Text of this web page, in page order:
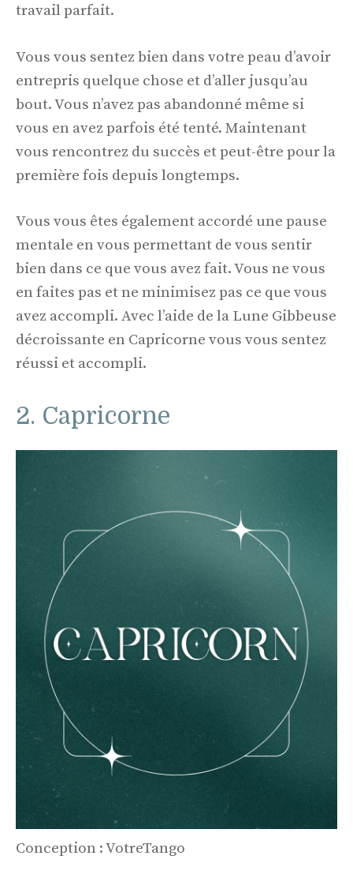
travail parfait.
Vous vous sentez bien dans votre peau d’avoir
entrepris quelque chose et d’aller jusqu’au
bout. Vous n’avez pas abandonné même si
vous en avez parfois été tenté. Maintenant
vous rencontrez du succès et peut-être pour la
première fois depuis longtemps.
Vous vous êtes également accordé une pause
mentale en vous permettant de vous sentir
bien dans ce que vous avez fait. Vous ne vous
en faites pas et ne minimisez pas ce que vous
avez accompli. Avec l’aide de la Lune Gibbeuse
décroissante en Capricorne vous vous sentez
réussi et accompli.
2. Capricorne
Conception : VotreTango